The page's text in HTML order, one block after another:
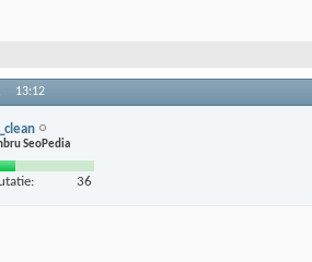
13:12
SeoPedia
36